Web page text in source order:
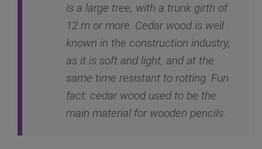
is a large tree, with a trunk girth of
12 m or more. Cedar wood is well
known in the construction industry,
as it is soft and light, and at the
same time resistant to rotting. Fun
fact: cedar wood used to be the
main material for wooden pencils.